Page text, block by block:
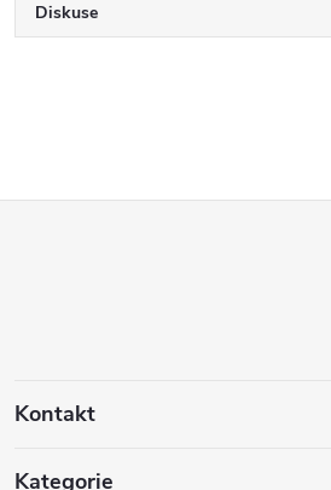
Diskuse
aKontakt
Kategorie